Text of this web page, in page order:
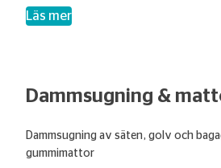
Läs mer– Invändig städning
Dammsugning &
Dammsugning av säten, golv och
gummimattor